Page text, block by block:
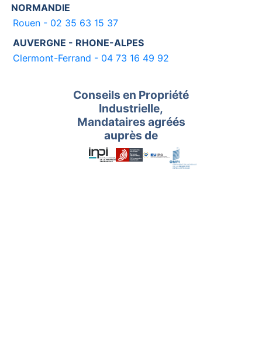
NORMANDIE
Rouen - 02 35 63 15 37
AUVERGNE - RHONE-ALPES
Clermont-Ferrand - 04 73 16 49 92
Conseils en Propriété
Industrielle,
Mandataires agréés
auprès de